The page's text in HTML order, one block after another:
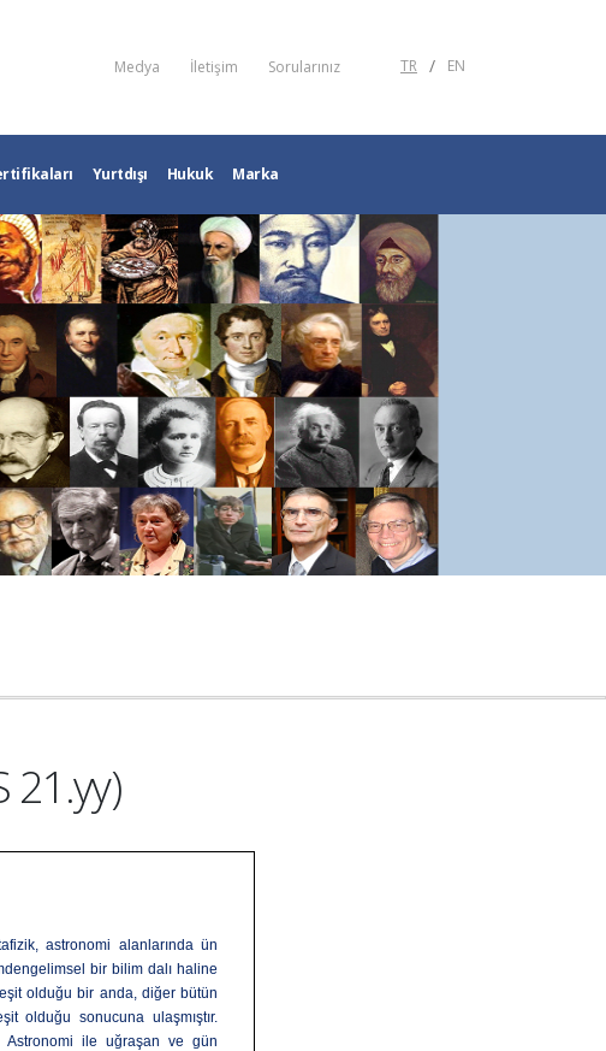
Medya İletişim Sorularınız TR / EN
Yurtdışı Hukuk Marka
21.yy)
astronomi alanlarında ün
bir bilim dalı haline
olduğu bir anda, diğer bütün
olduğu sonucuna ulaşmıştır.
Astronomi ile uğraşan ve gün